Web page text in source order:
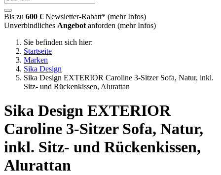
Bis zu 600 € Newsletter-Rabatt* (mehr Infos)
Unverbindliches Angebot anforden (mehr Infos)
Sie befinden sich hier:
Startseite
Marken
Sika Design
Sika Design EXTERIOR Caroline 3-Sitzer Sofa, Natur, inkl.
Sitz- und Rückenkissen, Alurattan
Sika Design EXTERIOR
Caroline 3-Sitzer Sofa, Natur,
inkl. Sitz- und Rückenkissen,
Alurattan